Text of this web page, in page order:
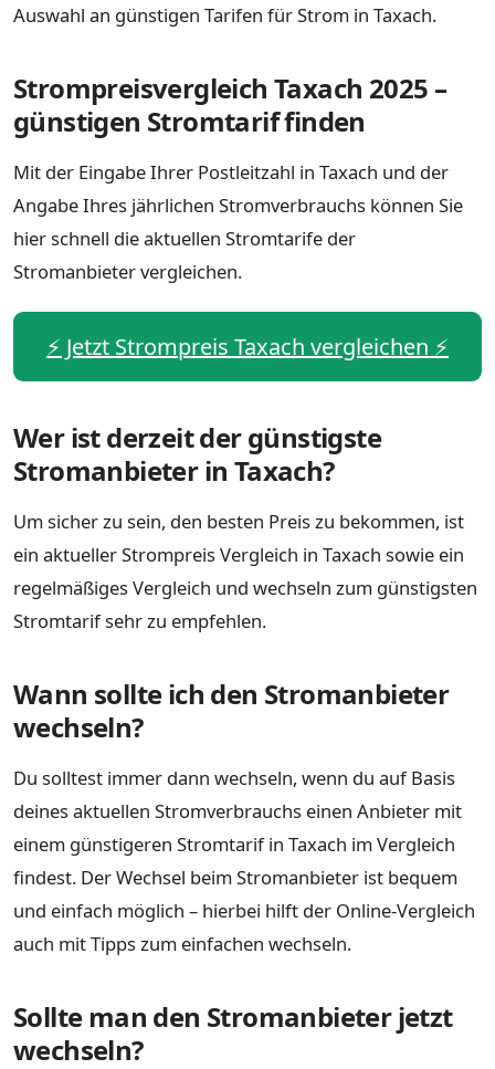
Auswahl an günstigen Tarifen für Strom in Taxach.
Strompreisvergleich Taxach 2025 –
günstigen Stromtarif finden
Mit der Eingabe Ihrer Postleitzahl in Taxach und der
Angabe Ihres jährlichen Stromverbrauchs können Sie
hier schnell die aktuellen Stromtarife der
Stromanbieter vergleichen.
⚡️ Jetzt Strompreis Taxach vergleichen ⚡️
Wer ist derzeit der günstigste
Stromanbieter in Taxach?
Um sicher zu sein, den besten Preis zu bekommen, ist
ein aktueller Strompreis Vergleich in Taxach sowie ein
regelmäßiges Vergleich und wechseln zum günstigsten
Stromtarif sehr zu empfehlen.
Wann sollte ich den Stromanbieter
wechseln?
Du solltest immer dann wechseln, wenn du auf Basis
deines aktuellen Stromverbrauchs einen Anbieter mit
einem günstigeren Stromtarif in Taxach im Vergleich
findest. Der Wechsel beim Stromanbieter ist bequem
und einfach möglich – hierbei hilft der Online-Vergleich
auch mit Tipps zum einfachen wechseln.
Sollte man den Stromanbieter jetzt
wechseln?